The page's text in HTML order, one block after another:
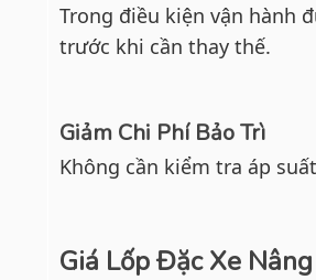
Trong điều kiện vận hành
trước khi cần thay thế.
Giảm Chi Phí Bảo Trì
Không cần kiểm tra áp
Giá Lốp Đặc Xe